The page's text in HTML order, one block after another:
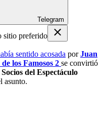
Telegram
sitio preferido
sentido acosada porJuan
los Famosos 2 se convirtió
Socios del Espectáculo
asunto.